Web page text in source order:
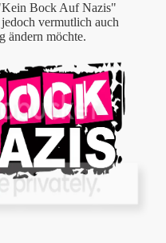
Bock Auf Nazis"
vermutlich auch
ändern möchte.